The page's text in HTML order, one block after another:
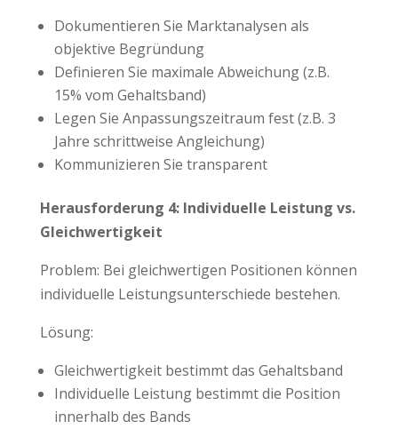
Dokumentieren Sie Marktanalysen als
objektive Begründung
Definieren Sie maximale Abweichung (z.B.
15% vom Gehaltsband)
Legen Sie Anpassungszeitraum fest (z.B. 3
Jahre schrittweise Angleichung)
Kommunizieren Sie transparent
Herausforderung 4: Individuelle Leistung vs.
Gleichwertigkeit
Problem: Bei gleichwertigen Positionen können
individuelle Leistungsunterschiede bestehen.
Lösung:
Gleichwertigkeit bestimmt das Gehaltsband
Individuelle Leistung bestimmt die Position
innerhalb des Bands